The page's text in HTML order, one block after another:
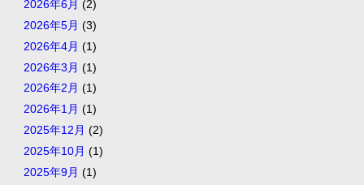
2026年6月 (2)
2026年5月 (3)
2026年4月 (1)
2026年3月 (1)
2026年2月 (1)
2026年1月 (1)
2025年12月 (2)
2025年10月 (1)
2025年9月 (1)